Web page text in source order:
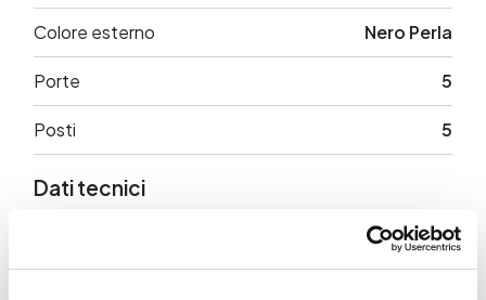
Colore esterno Nero Perla
Porte 5
Posti 5
Dati tecnici
1968 cc